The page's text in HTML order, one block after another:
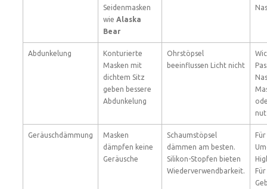
Seidenmasken
wie Alaska
Bear
Abdunkelung
Konturierte
Masken mit
dichtem Sitz
geben bessere
Abdunkelung
Ohrstöpsel
beeinflussen Licht nicht
Geräuschdämmung
Masken
dämpfen keine
Geräusche
Schaumstöpsel
dämmen am besten.
Silikon-Stopfen bieten
Wiederverwendbarkeit.